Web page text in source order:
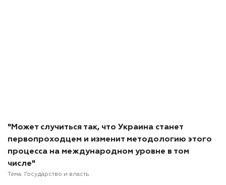
"Может случиться так, что Украина станет
первопроходцем и изменит методологию этого
процесса на международном уровне в том
числе"
Тема: Государство и власть